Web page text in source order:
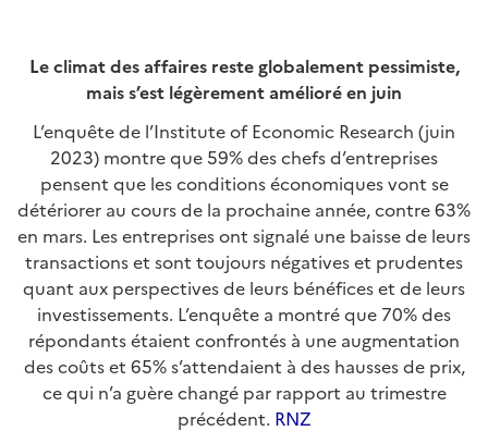
Le climat des affaires reste globalement pessimiste,
mais s’est légèrement amélioré en juin
L’enquête de l’Institute of Economic Research (juin
2023) montre que 59% des chefs d’entreprises
pensent que les conditions économiques vont se
détériorer au cours de la prochaine année, contre 63%
en mars. Les entreprises ont signalé une baisse de leurs
transactions et sont toujours négatives et prudentes
quant aux perspectives de leurs bénéfices et de leurs
investissements. L’enquête a montré que 70% des
répondants étaient confrontés à une augmentation
des coûts et 65% s’attendaient à des hausses de prix,
ce qui n’a guère changé par rapport au trimestre
précédent. RNZ